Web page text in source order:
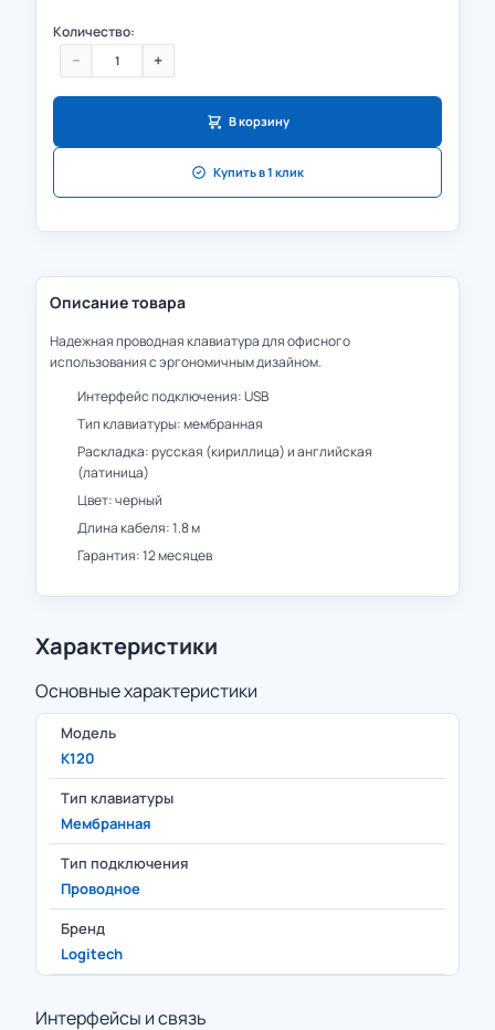
Количество:
− +
В корзину
Купить в 1 клик
Описание товара
Надежная проводная клавиатура для офисного
использования с эргономичным дизайном.
Интерфейс подключения: USB
Тип клавиатуры: мембранная
Раскладка: русская (кириллица) и английская
(латиница)
Цвет: черный
Длина кабеля: 1.8 м
Гарантия: 12 месяцев
Характеристики
Основные характеристики
Модель
K120
Тип клавиатуры
Мембранная
Тип подключения
Проводное
Бренд
Logitech
Интерфейсы и связь